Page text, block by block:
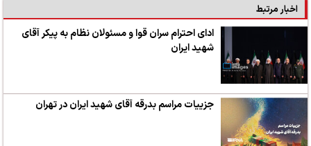
اخبار مرتبط
ادای احترام سران قوا و مسئولان نظام به پیکر آقای
شهید ایران
جزییات مراسم بدرقه آقای شهید ایران در تهران